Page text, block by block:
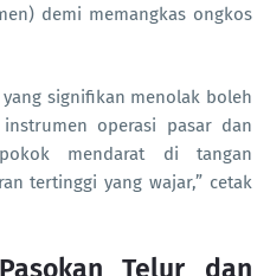
demi memangkas ongkos
yang signifikan menolak boleh
operasi pasar dan
mendarat di tangan
tertinggi yang wajar,” cetak
Telur dan